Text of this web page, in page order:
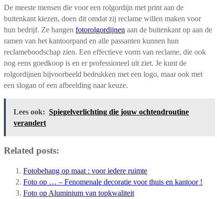
De meeste mensen die voor een rolgordijn met print aan de
buitenkant kiezen, doen dit omdat zij reclame willen maken voor
hun bedrijf. Ze hangen fotorolgordijnen aan de buitenkant op aan de
ramen van het kantoorpand en alle passanten kunnen hun
reclameboodschap zien. Een effectieve vorm van reclame, die ook
nog eens goedkoop is en er professioneel uit ziet. Je kunt de
rolgordijnen bijvoorbeeld bedrukken met een logo, maar ook met
een slogan of een afbeelding naar keuze.
Lees ook: Spiegelverlichting die jouw ochtendroutine
verandert
Related posts:
Fotobehang op maat : voor iedere ruimte
Foto op … – Fenomenale decoratie voor thuis en kantoor !
Foto op Aluminium van topkwaliteit